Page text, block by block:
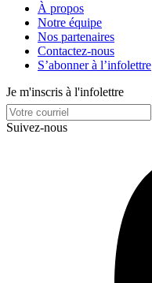
À propos
Notre équipe
Nos partenaires
Contactez-nous
S’abonner à l’infolettre
Je m'inscris à l'infolettre
Suivez-nous